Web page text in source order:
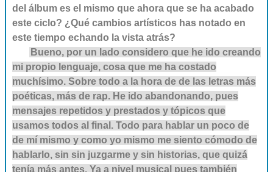
del álbum es el mismo que ahora que se ha acabado
este ciclo? ¿Qué cambios artísticos has notado en
este tiempo echando la vista atrás?
Bueno, por un lado considero que he ido creando
mi propio lenguaje, cosa que me ha costado
muchísimo. Sobre todo a la hora de de las letras más
poéticas, más de rap. He ido abandonando, pues
mensajes repetidos y prestados y tópicos que
usamos todos al final. Todo para hablar un poco de
de mí mismo y como yo mismo me siento cómodo de
hablarlo, sin sin juzgarme y sin historias, que quizá
tenía más antes. Ya a nivel musical pues también